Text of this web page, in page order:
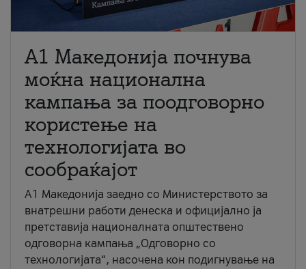
A1 Македонија почнува
моќна национална
кампања за поодговорно
користење на
технологијата во
сообраќајот
A1 Македонија заедно со Министерството за
внатрешни работи денеска и официјално ја
претставија националната општествено
одговорна кампања „Одговорно со
технологијата“, насочена кон подигнување на